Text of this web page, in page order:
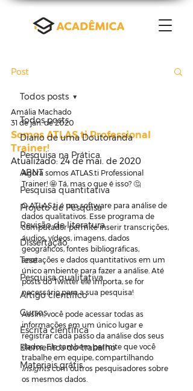
Post
Todos posts
Diario de uma Doutoranda
Pesquisa na Prática
ABNT
Pesquisa quantitativa
Projeto de Pesquisa
Revisão de literatura
Dissertação
Tese
Pesquisa qualitativa
Artigo científico
Cursos
Escrita científica
Elementos do trabalho
Materiais grátis
Todos posts
Somos ATLAS.ti Professional
Trainer!
Amália Machado
31 de jan. de 2020
Atualizado:24 de mai. de 2020
Agora somos ATLAS.ti Professional
Trainer! 🤩 Tá, mas o que é isso? 🤔
O ATLAS.ti é um software para análise de
dados qualitativos. Esse programa de
computador permite inserir transcrições,
áudios, vídeos, imagens, dados
geográficos, fontes bibliográficas,
anotações e dados quantitativos em um
único ambiente para fazer a análise. Até
posts do Twitter ele importa, se for
necessário para a sua pesquisa!
Assim, você pode acessar todas as
informações em um único lugar e
registrar cada passo da análise dos seus
dados. Ele também permite que você
trabalhe em equipe, compartilhando
insights com outros pesquisadores sobre
os mesmos dados.